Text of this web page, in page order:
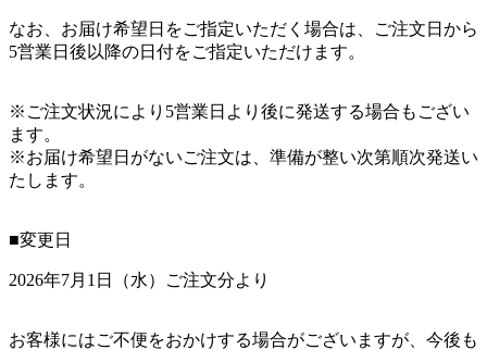
なお、お届け希望日をご指定いただく場合は、ご注文日から
5営業日後以降の日付をご指定いただけます。
※ご注文状況により5営業日より後に発送する場合もござい
ます。
※お届け希望日がないご注文は、準備が整い次第順次発送い
たします。
■変更日
2026年7月1日（水）ご注文分より
お客様にはご不便をおかけする場合がございますが、今後も